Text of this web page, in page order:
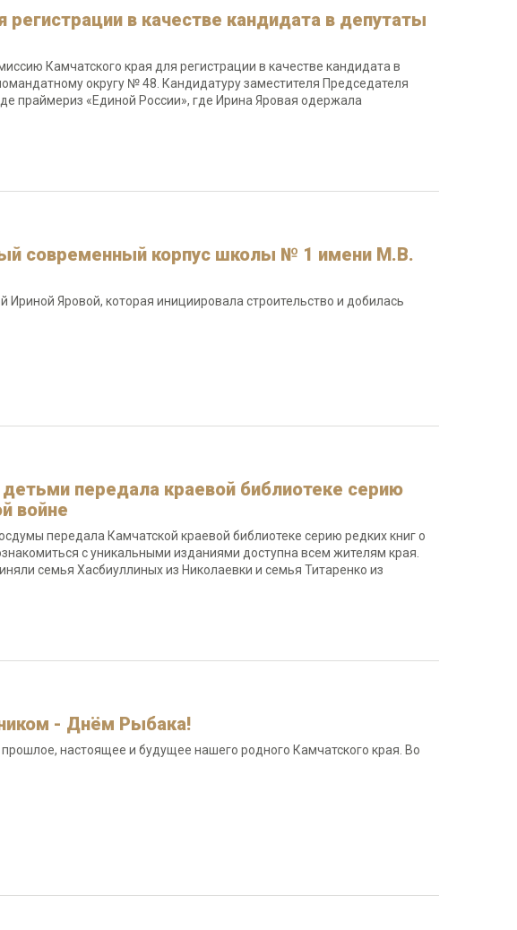
в качестве кандидата в депутаты
Камчатского края для регистрации в качестве кандидата в
округу № 48. Кандидатуру заместителя Председателя
праймериз «Единой России», где Ирина Яровая одержала
современный корпус школы № 1 имени М.В.
Яровой, которая инициировала строительство и добилась
передала краевой библиотеке серию
войне
передала Камчатской краевой библиотеке серию редких книг о
с уникальными изданиями доступна всем жителям края.
семья Хасбиуллиных из Николаевки и семья Титаренко из
- Днём Рыбака!
настоящее и будущее нашего родного Камчатского края. Во